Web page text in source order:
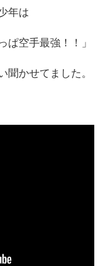
年は
ぱ空手最強！！」
聞かせてました。